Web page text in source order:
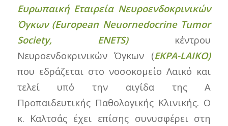
Ευρωπαική Εταιρεία Νευροενδοκρινικών
Όγκων (European Neuornedocrine Tumor
Society, ENETS)κέντρου
Νευροενδοκρινικών Όγκων (EKPA-LAIKO)
που εδράζεται στο νοσοκομείο Λαικό και
τελεί υπό την αιγίδα της Α
Προπαιδευτικής Παθολογικής Κλινικής. Ο
κ. Καλτσάς έχει επίσης συνυσφέρει στη